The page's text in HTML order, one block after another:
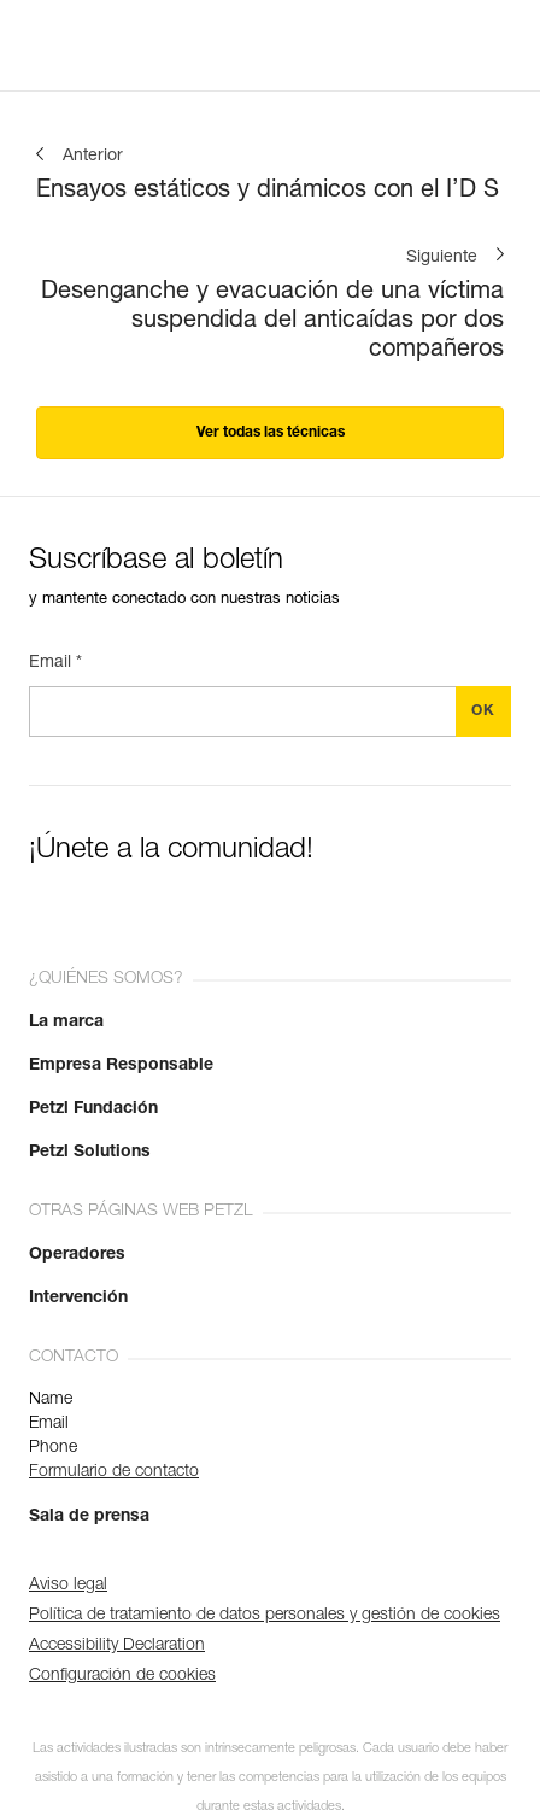
Anterior
Ensayos estáticos y dinámicos con el I’D S
Siguiente
Desenganche y evacuación de una víctima
suspendida del anticaídas por dos
compañeros
Ver todas las técnicas
Suscríbase al boletín
y mantente conectado con nuestras noticias
Email *
¡Únete a la comunidad!
¿QUIÉNES SOMOS?
La marca
Empresa Responsable
Petzl Fundación
Petzl Solutions
OTRAS PÁGINAS WEB PETZL
Operadores
Intervención
CONTACTO
Name
Email
Phone
Formulario de contacto
Sala de prensa
Aviso legal
Política de tratamiento de datos personales y gestión de cookies
Accessibility Declaration
Configuración de cookies
Las actividades ilustradas son intrínsecamente peligrosas. Cada usuario debe haber
asistido a una formación y tener las competencias para la utilización de los equipos
durante estas actividades.